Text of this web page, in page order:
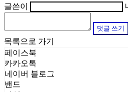
글쓴이
댓글 쓰기
목록으로 가기
페이스북
카카오톡
네이버 블로그
밴드